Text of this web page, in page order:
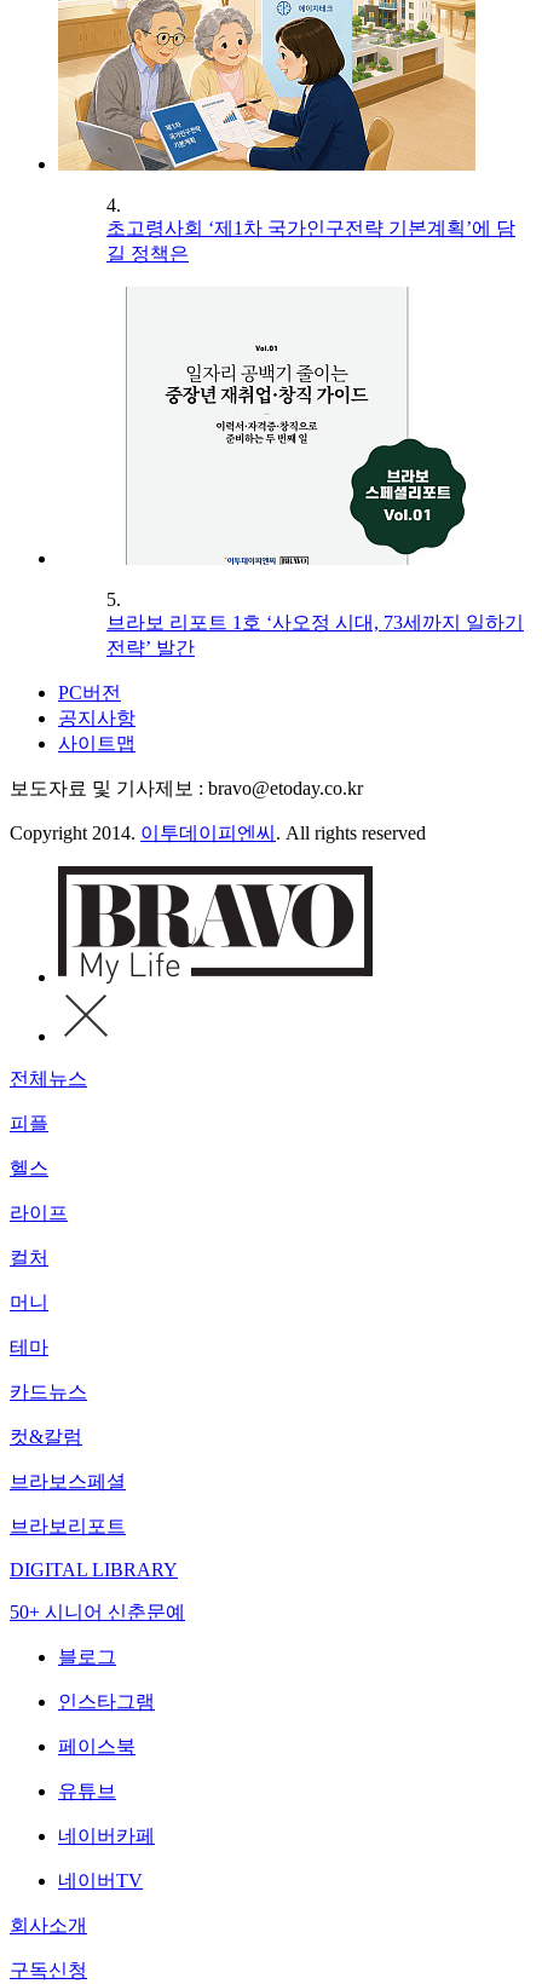
4.
초고령사회 ‘제1차 국가인구전략 기본계획’에 담
길 정책은
5.
브라보 리포트 1호 ‘사오정 시대, 73세까지 일하기
전략’ 발간
PC버전
공지사항
사이트맵
보도자료 및 기사제보 : bravo@etoday.co.kr
Copyright 2014. 이투데이피엔씨 . All rights reserved
전체뉴스
피플
헬스
라이프
컬처
머니
테마
카드뉴스
컷&칼럼
브라보스페셜
브라보리포트
DIGITAL LIBRARY
50+ 시니어 신춘문예
블로그
인스타그램
페이스북
유튜브
네이버카페
네이버TV
회사소개
구독신청